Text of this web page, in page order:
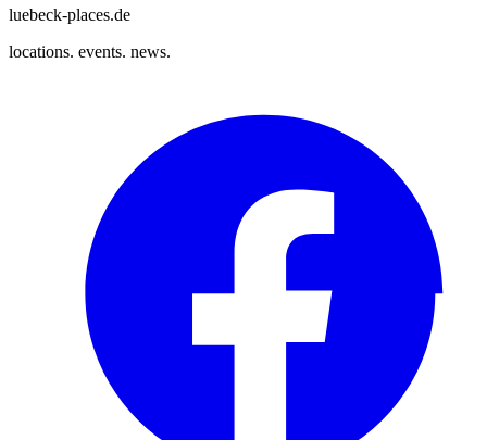
luebeck-places.de
locations. events. news.